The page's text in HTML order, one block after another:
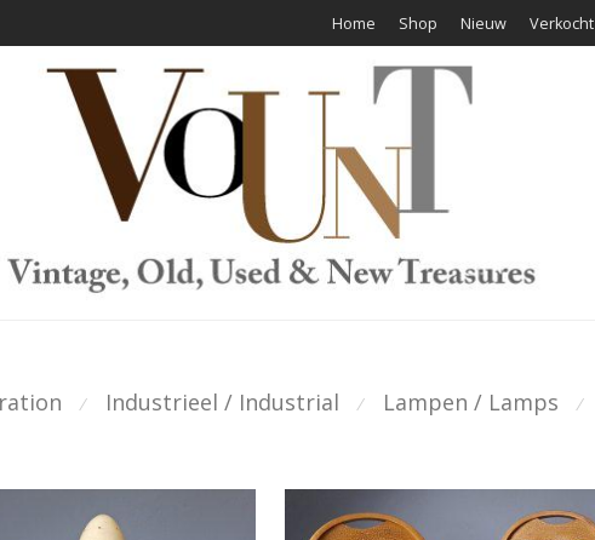
Home Shop Nieuw Verkocht
⁄ Industrieel / Industrial ⁄ Lampen / Lamps ⁄